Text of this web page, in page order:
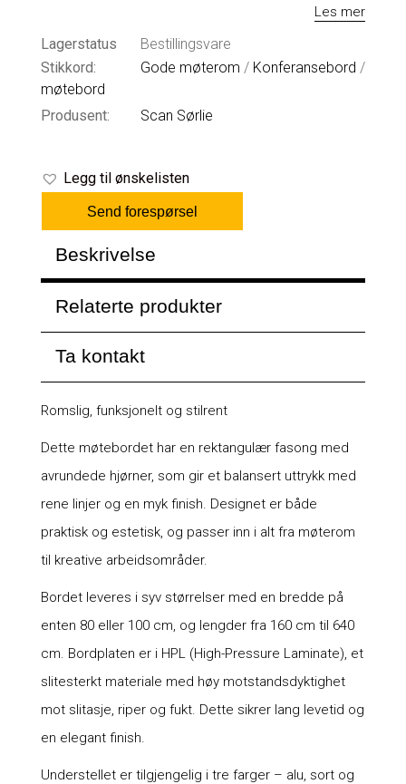
Les mer
Lagerstatus
Bestillingsvare
Stikkord:
Gode møterom / Konferansebord /
møtebord
Produsent:
Scan Sørlie
Legg til ønskelisten
Send forespørsel
Beskrivelse
Relaterte produkter
Ta kontakt
Romslig, funksjonelt og stilrent
Dette møtebordet har en rektangulær fasong med
avrundede hjørner, som gir et balansert uttrykk med
rene linjer og en myk finish. Designet er både
praktisk og estetisk, og passer inn i alt fra møterom
til kreative arbeidsområder.
Bordet leveres i syv størrelser med en bredde på
enten 80 eller 100 cm, og lengder fra 160 cm til 640
cm. Bordplaten er i HPL (High-Pressure Laminate), et
slitesterkt materiale med høy motstandsdyktighet
mot slitasje, riper og fukt. Dette sikrer lang levetid og
en elegant finish.
Understellet er tilgjengelig i tre farger – alu, sort og